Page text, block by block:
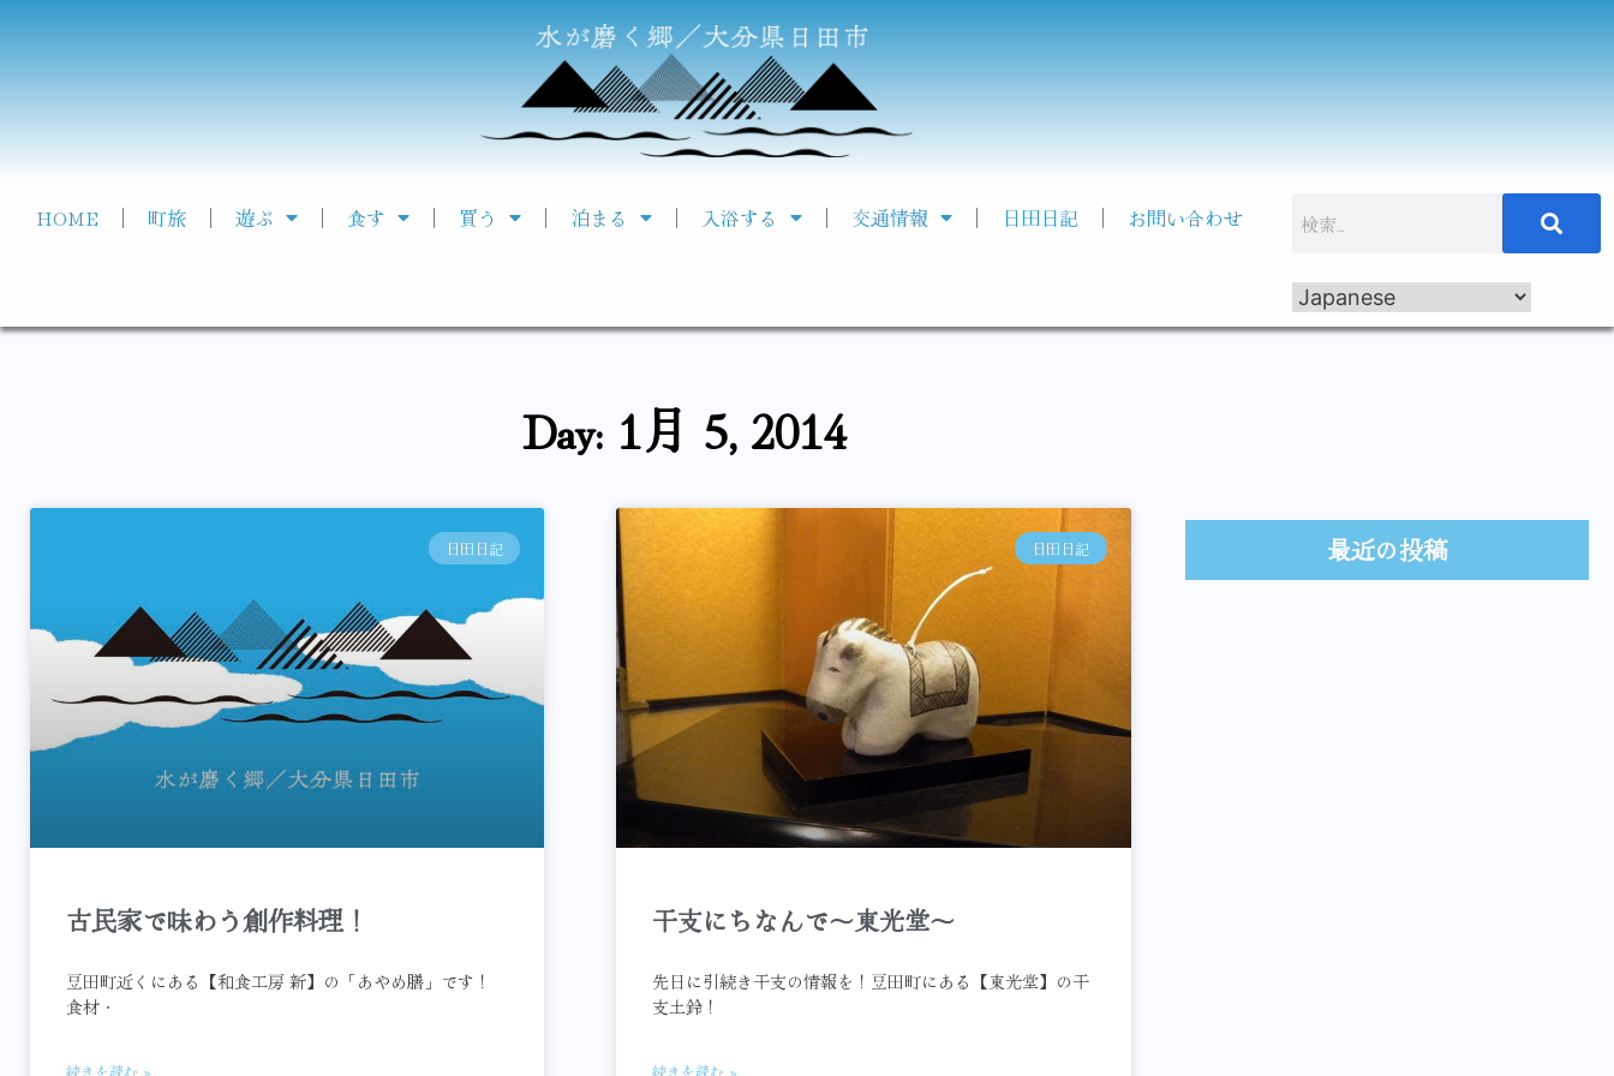
HOME 町旅 遊ぶ 食す 買う 泊まる 入浴する 交通情報 日田日記 お問い合わせ
Day: 1月 5, 2014
日田日記
古民家で味わう創作料理！
豆田町近くにある【和食工房 新】の「あやめ膳」です！
食材・
続きを読む »
日田日記
干支にちなんで～東光堂～
先日に引続き干支の情報を！豆田町にある【東光堂】の干
支土鈴！
続きを読む »
最近の投稿